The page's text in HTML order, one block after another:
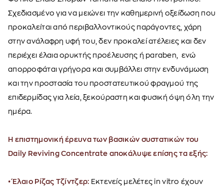
Σχεδιασμένο για να μειώνει την καθημερινή οξείδωση που
προκαλείται από περιβαλλοντικούς παράγοντες, χάρη
στην ανάλαφρη υφή του, δεν προκαλεί ατέλειες και δεν
περιέχει έλαια ορυκτής προέλευσης ή paraben, ενώ
απορροφάται γρήγορα και συμβάλλει στην ενδυνάμωση
και την προστασία του προστατευτικού φραγμού της
επιδερμίδας για λεία, ξεκούραστη και φυσική όψη όλη την
ημέρα.
Η επιστημονική έρευνα των βασικών συστατικών του
Daily Reviving Concentrate αποκάλυψε επίσης τα εξής:
• Έλαιο Ρίζας Τζίντζερ: Εκτενείς μελέτες in vitro έχουν